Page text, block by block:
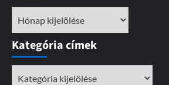
Kategória címek